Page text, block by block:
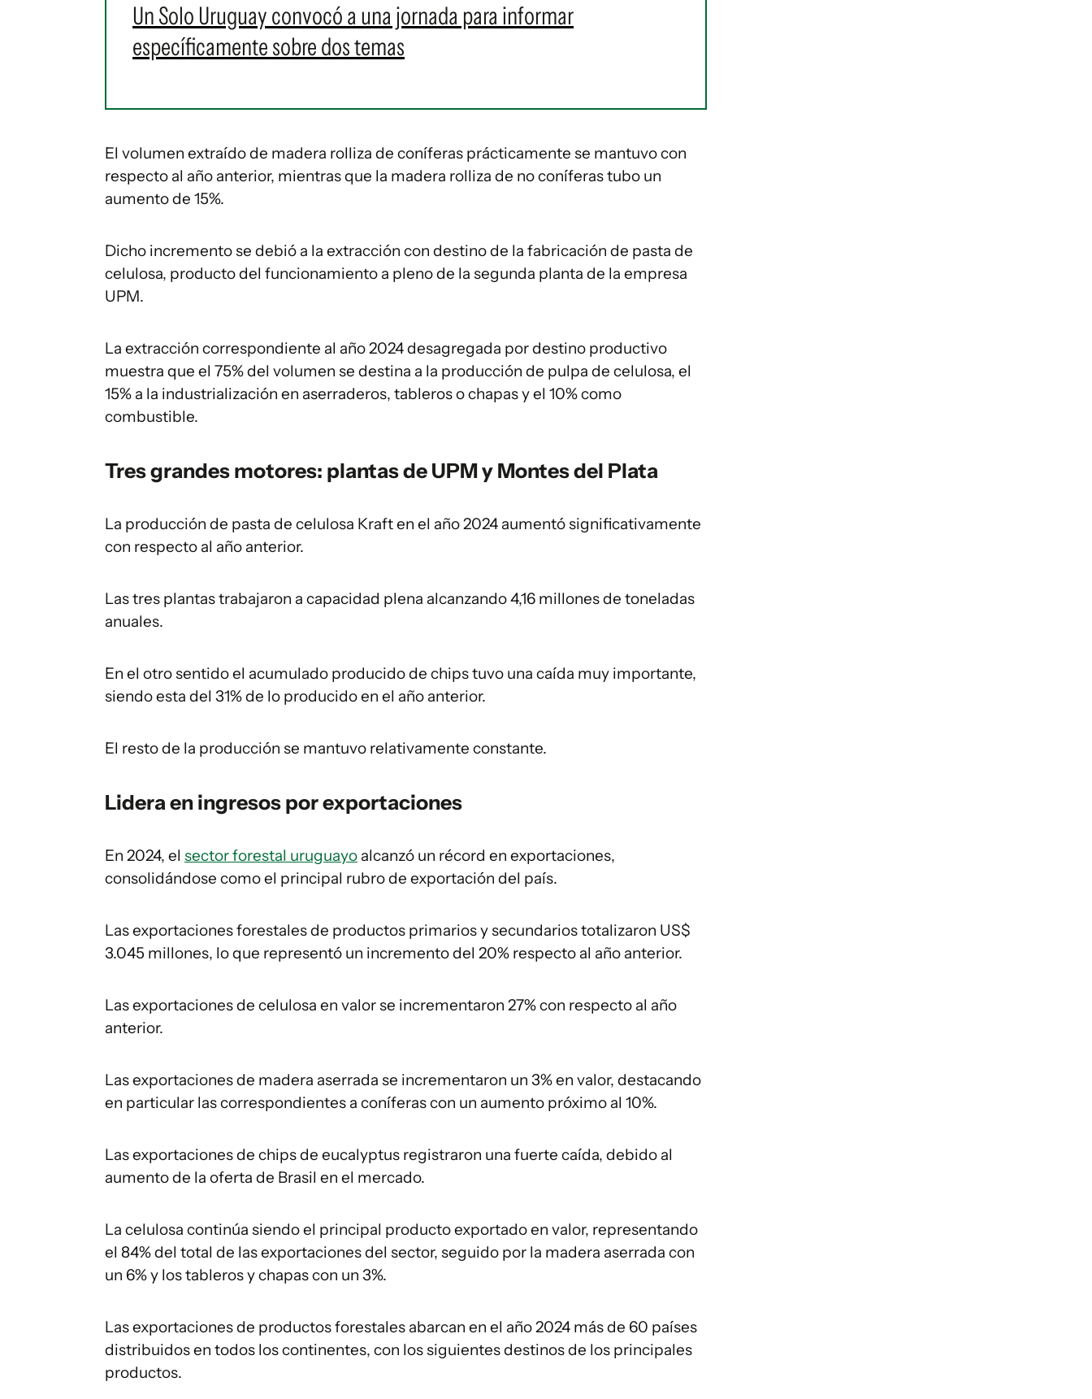
Un Solo Uruguay convocó a una jornada para informar
específicamente sobre dos temas
El volumen extraído de madera rolliza de coníferas prácticamente se mantuvo con
respecto al año anterior, mientras que la madera rolliza de no coníferas tubo un
aumento de 15%.
Dicho incremento se debió a la extracción con destino de la fabricación de pasta de
celulosa, producto del funcionamiento a pleno de la segunda planta de la empresa
UPM.
La extracción correspondiente al año 2024 desagregada por destino productivo
muestra que el 75% del volumen se destina a la producción de pulpa de celulosa, el
15% a la industrialización en aserraderos, tableros o chapas y el 10% como
combustible.
Tres grandes motores: plantas de UPM y Montes del Plata
La producción de pasta de celulosa Kraft en el año 2024 aumentó significativamente
con respecto al año anterior.
Las tres plantas trabajaron a capacidad plena alcanzando 4,16 millones de toneladas
anuales.
En el otro sentido el acumulado producido de chips tuvo una caída muy importante,
siendo esta del 31% de lo producido en el año anterior.
El resto de la producción se mantuvo relativamente constante.
Lidera en ingresos por exportaciones
En 2024, el sector forestal uruguayo alcanzó un récord en exportaciones,
consolidándose como el principal rubro de exportación del país.
Las exportaciones forestales de productos primarios y secundarios totalizaron US$
3.045 millones, lo que representó un incremento del 20% respecto al año anterior.
Las exportaciones de celulosa en valor se incrementaron 27% con respecto al año
anterior.
Las exportaciones de madera aserrada se incrementaron un 3% en valor, destacando
en particular las correspondientes a coníferas con un aumento próximo al 10%.
Las exportaciones de chips de eucalyptus registraron una fuerte caída, debido al
aumento de la oferta de Brasil en el mercado.
La celulosa continúa siendo el principal producto exportado en valor, representando
el 84% del total de las exportaciones del sector, seguido por la madera aserrada con
un 6% y los tableros y chapas con un 3%.
Las exportaciones de productos forestales abarcan en el año 2024 más de 60 países
distribuidos en todos los continentes, con los siguientes destinos de los principales
productos.